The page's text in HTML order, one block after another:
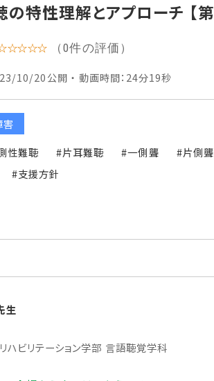
の特性理解とアプローチ
（0件の評価）
10/20公開 ・ 動画時間：24分19秒
害
性難聴 #片耳難聴 #一側聾 #片側聾
#支援方針
生
ハビリテーション学部 言語聴覚学科